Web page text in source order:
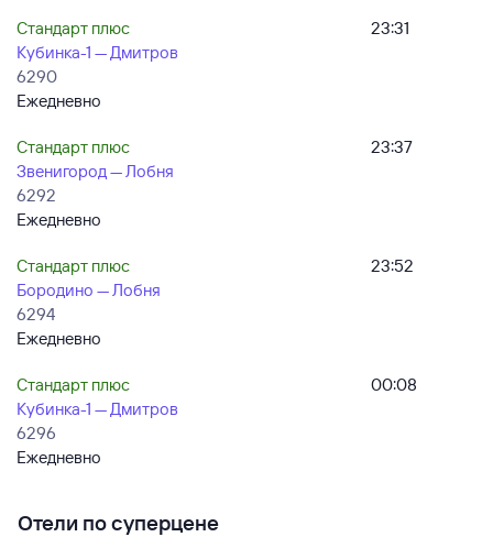
Стандарт плюс
Кубинка-1 — Дмитров
6290
Ежедневно
23:31
Стандарт плюс
Звенигород — Лобня
6292
Ежедневно
23:37
Стандарт плюс
Бородино — Лобня
6294
Ежедневно
23:52
Стандарт плюс
Кубинка-1 — Дмитров
6296
Ежедневно
00:08
Отели по суперцене